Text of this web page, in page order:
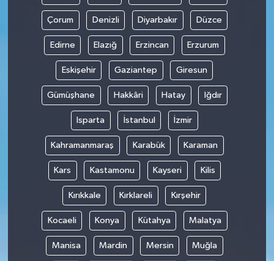
Çorum Denizli Diyarbakır Düzce
Edirne Elazığ Erzincan Erzurum
Eskişehir Gaziantep Giresun
Gümüşhane Hakkâri Hatay Iğdır
Isparta İstanbul İzmir
Kahramanmaraş Karabük Karaman
Kars Kastamonu Kayseri Kilis
Kırıkkale Kırklareli Kırşehir
Kocaeli Konya Kütahya Malatya
Manisa Mardin Mersin Muğla